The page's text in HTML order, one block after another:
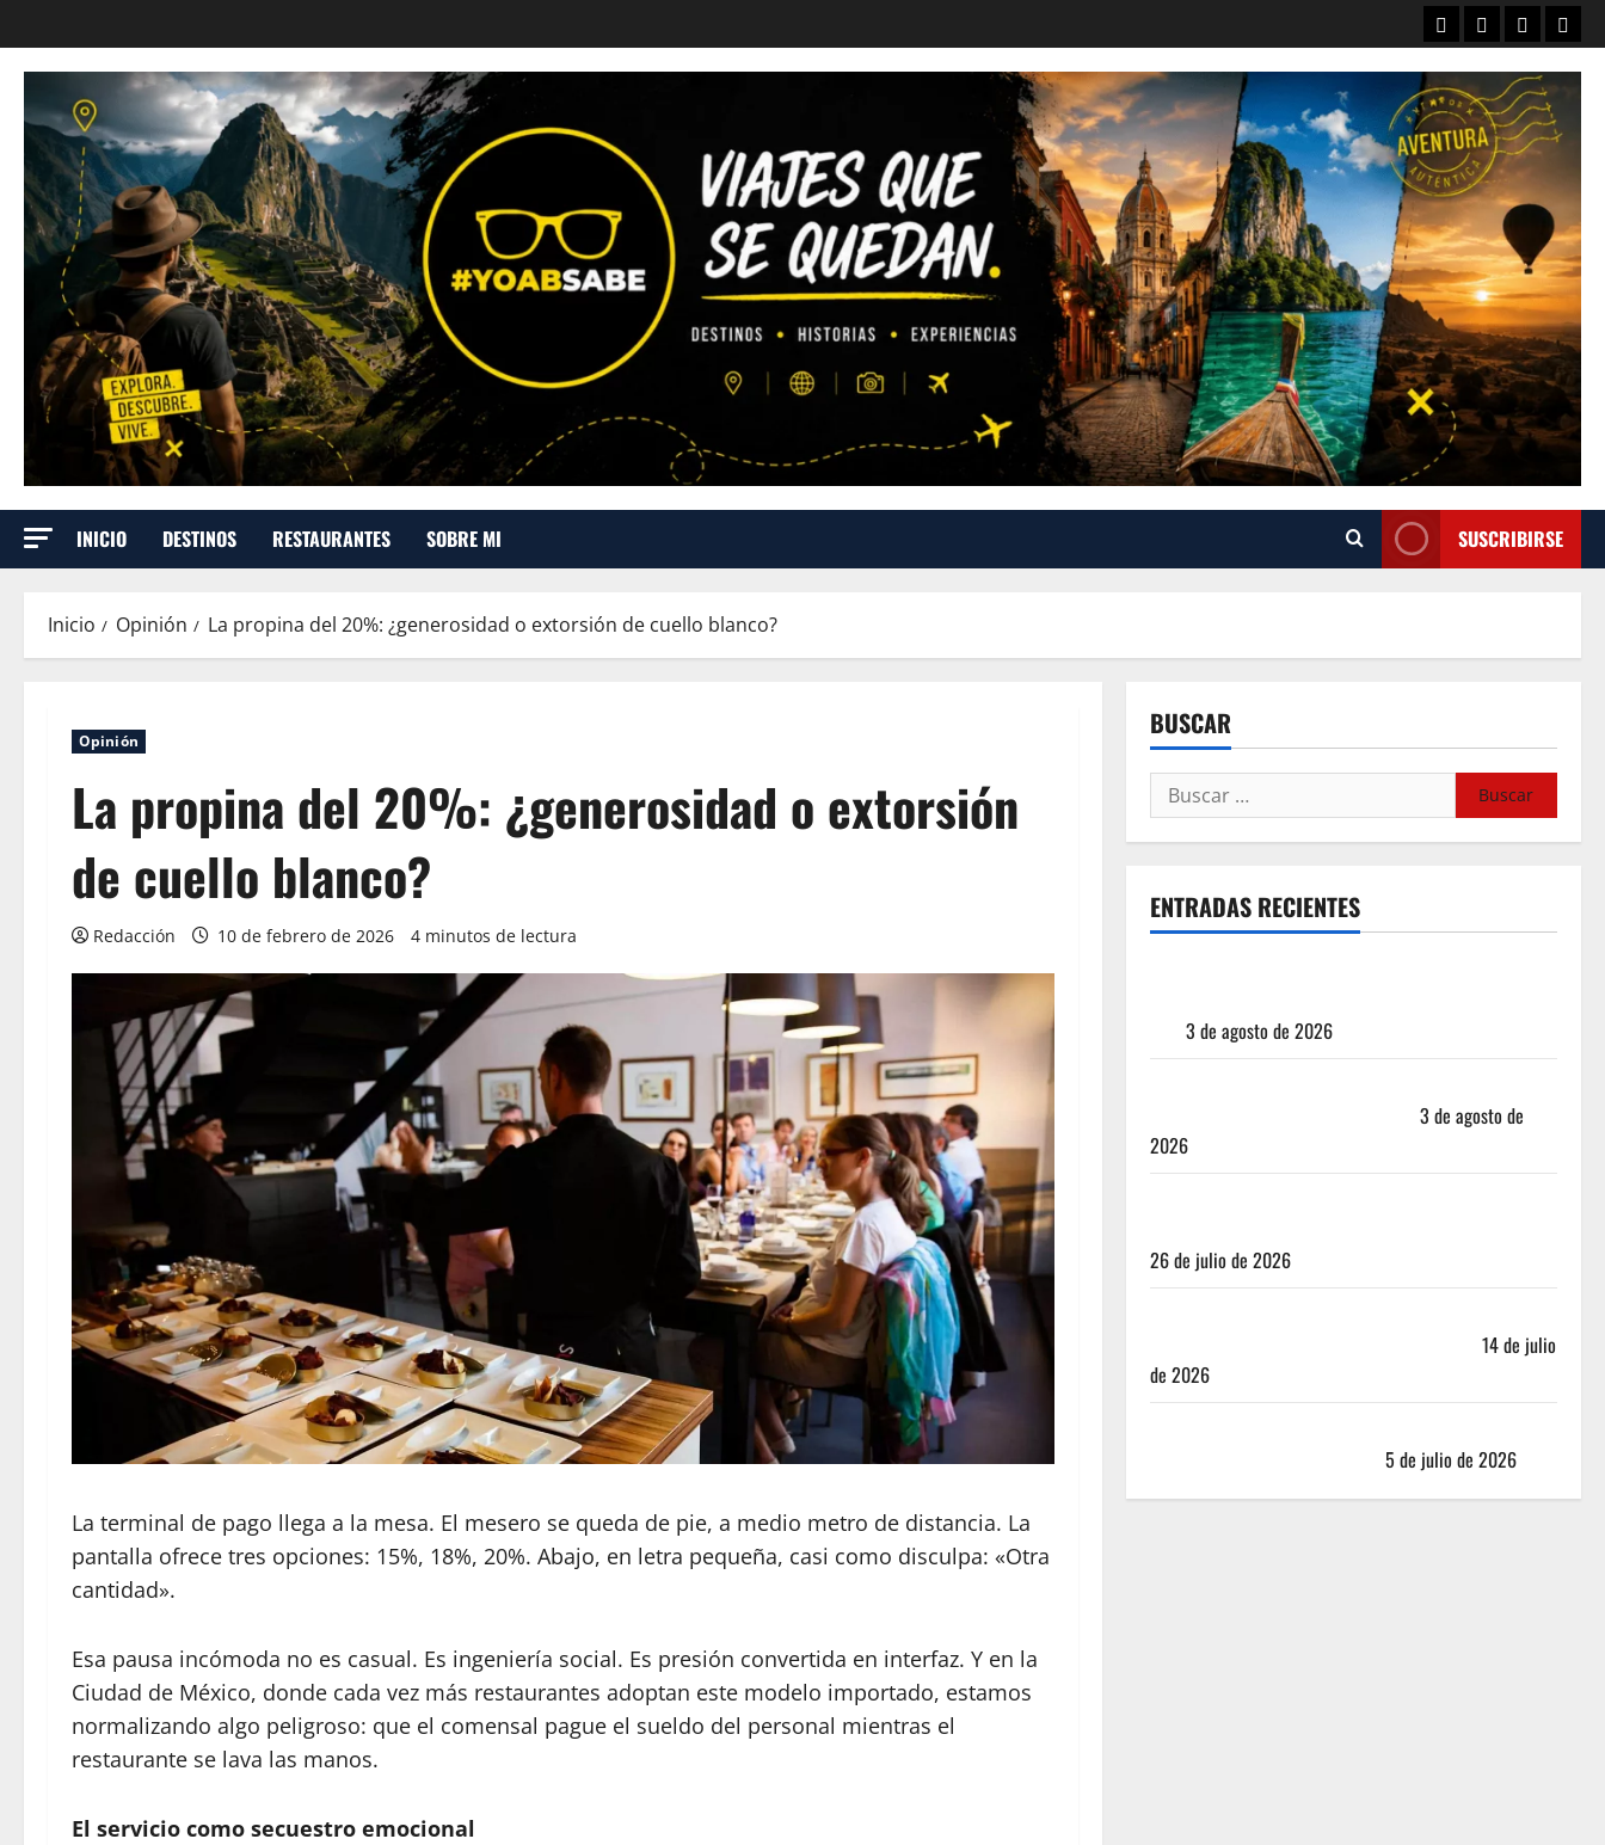
INICIO DESTINOS RESTAURANTES SOBRE MI SUSCRIBIRSE
Inicio Opinión La propina del 20%: ¿generosidad o extorsión de cuello blanco?
Opinión
La propina del 20%: ¿generosidad o extorsión
de cuello blanco?
Redacción 10 de febrero de 2026 4 minutos de lectura
La terminal de pago llega a la mesa. El mesero se queda de pie, a medio metro de distancia. La
pantalla ofrece tres opciones: 15%, 18%, 20%. Abajo, en letra pequeña, casi como disculpa: «Otra
cantidad».
Esa pausa incómoda no es casual. Es ingeniería social. Es presión convertida en interfaz. Y en la
Ciudad de México, donde cada vez más restaurantes adoptan este modelo importado, estamos
normalizando algo peligroso: que el comensal pague el sueldo del personal mientras el
restaurante se lava las manos.
El servicio como secuestro emocional
BUSCAR
ENTRADAS RECIENTES
3 de agosto de 2026
3 de agosto de
2026
26 de julio de 2026
14 de julio
de 2026
5 de julio de 2026